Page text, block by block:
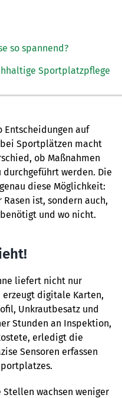
so spannend?
Sportplatzpflege
auf
Sportplätzen macht
ob Maßnahmen
werden. Die
diese Möglichkeit:
ist, sondern auch,
und wo nicht.
liefert nicht nur
digitale Karten,
Unkrautbesatz und
Stunden an Inspektion,
erledigt die
Sensoren erfassen
wachsen weniger